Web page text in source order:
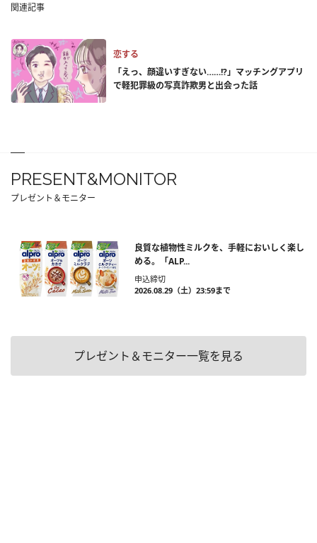
関連記事
恋する
「えっ、顔違いすぎない……!?」マッチングアプリ
で軽犯罪級の写真詐欺男と出会った話
PRESENT&MONITOR
プレゼント＆モニター
良質な植物性ミルクを、手軽においしく楽し
める。「ALP...
申込締切
2026.08.29（土）23:59まで
プレゼント＆モニター一覧を見る